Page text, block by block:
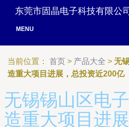
东莞市固晶电子科技有限公司
MENU
当前位置： 首页 > 产品大全 > 无
造重大项目进展，总投资近200亿
无锡锡山区电
造重大项目进